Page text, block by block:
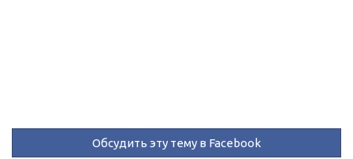
Обсудить эту тему в Facebook